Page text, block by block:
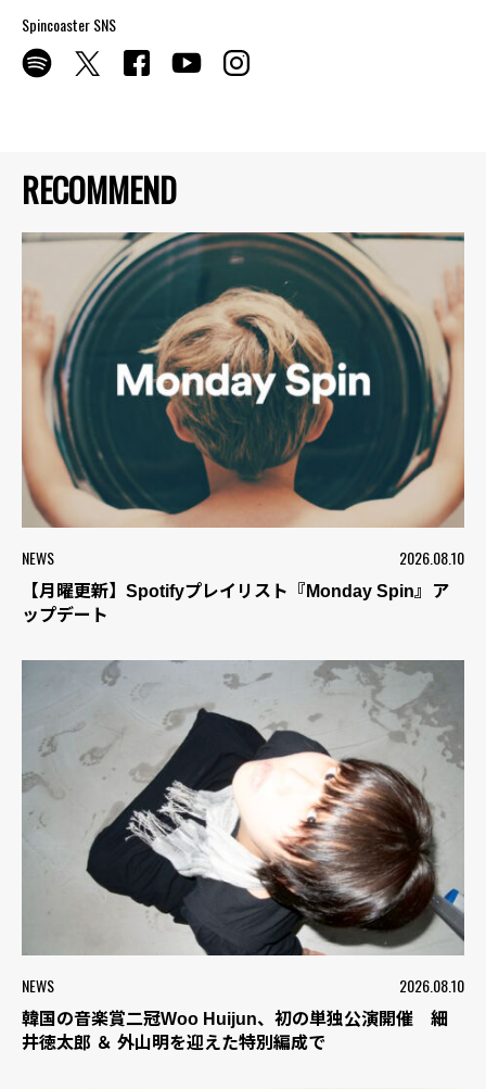
RECOMMEND
NEWS 2026.08.10
【月曜更新】Spotifyプレイリスト『Monday Spin』ア
ップデート
NEWS 2026.08.10
韓国の音楽賞二冠Woo Huijun、初の単独公演開催 細
井徳太郎 ＆ 外山明を迎えた特別編成で
Spincoaster SNS